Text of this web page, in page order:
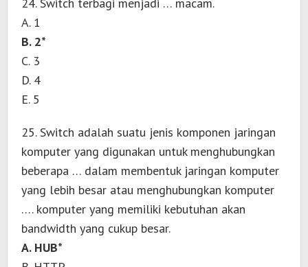
A. 1
B. 2*
C. 3
D. 4
E. 5
25. Switch adalah suatu jenis komponen jaringan
komputer yang digunakan untuk menghubungkan
beberapa … dalam membentuk jaringan komputer
yang lebih besar atau menghubungkan komputer
…. komputer yang memiliki kebutuhan akan
bandwidth yang cukup besar.
A. HUB*